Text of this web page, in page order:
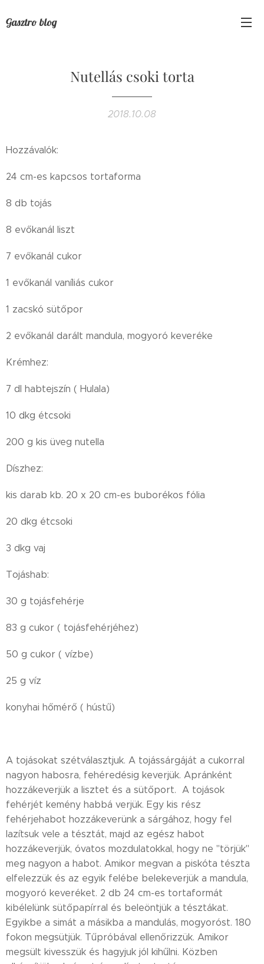
Gasztro blog
Nutellás csoki torta
2018.10.08
Hozzávalók:
24 cm-es kapcsos tortaforma
8 db tojás
8 evőkanál liszt
7 evőkanál cukor
1 evőkanál vaníliás cukor
1 zacskó sütőpor
2 evőkanál darált mandula, mogyoró keveréke
Krémhez:
7 dl habtejszín ( Hulala)
10 dkg étcsoki
200 g kis üveg nutella
Díszhez:
kis darab kb. 20 x 20 cm-es buborékos fólia
20 dkg étcsoki
3 dkg vaj
Tojáshab:
30 g tojásfehérje
83 g cukor ( tojásfehérjéhez)
50 g cukor ( vízbe)
25 g víz
konyhai hőmérő ( hústű)
A tojásokat szétválasztjuk. A tojássárgáját a cukorral
nagyon habosra, fehéredésig keverjük. Apránként
hozzákeverjük a lisztet és a sütőport. A tojások
fehérjét kemény habbá verjük. Egy kis rész
fehérjehabot hozzákeverünk a sárgához, hogy fel
lazítsuk vele a tésztát, majd az egész habot
hozzákeverjük, óvatos mozdulatokkal, hogy ne "törjük"
meg nagyon a habot. Amikor megvan a piskóta tészta
elfelezzük és az egyik felébe belekeverjük a mandula,
mogyoró keveréket. 2 db 24 cm-es tortaformát
kibélelünk sütőpapírral és beleöntjük a tésztákat.
Egyikbe a simát a másikba a mandulás, mogyoróst. 180
fokon megsütjük. Tűpróbával ellenőrizzük. Amikor
megsült kivesszük és hagyjuk jól kihűlni. Közben